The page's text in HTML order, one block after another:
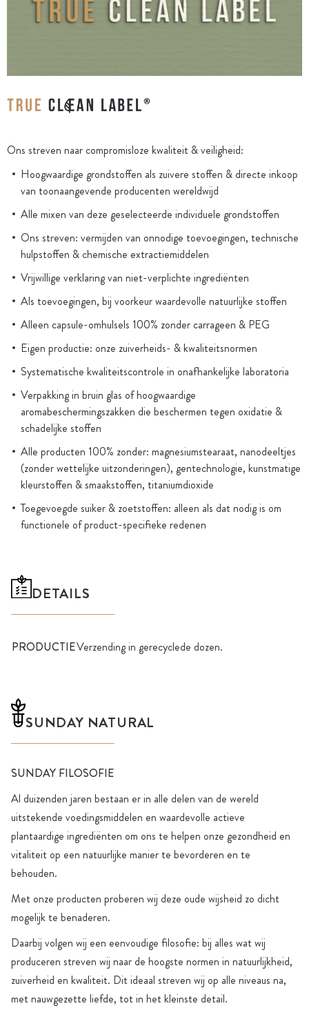
Ons streven naar compromisloze kwaliteit & veiligheid:
Hoogwaardige grondstoffen als zuivere stoffen & directe inkoop
van toonaangevende producenten wereldwijd
Alle mixen van deze geselecteerde individuele grondstoffen
Ons streven: vermijden van onnodige toevoegingen, technische
hulpstoffen & chemische extractiemiddelen
Vrijwillige verklaring van niet-verplichte ingrediënten
Als toevoegingen, bij voorkeur waardevolle natuurlijke stoffen
Alleen capsule-omhulsels 100% zonder carrageen & PEG
Eigen productie: onze zuiverheids- & kwaliteitsnormen
Systematische kwaliteitscontrole in onafhankelijke laboratoria
Verpakking in bruin glas of hoogwaardige
aromabeschermingszakken die beschermen tegen oxidatie &
schadelijke stoffen
Alle producten 100% zonder: magnesiumstearaat, nanodeeltjes
(zonder wettelijke uitzonderingen), gentechnologie, kunstmatige
kleurstoffen & smaakstoffen, titaniumdioxide
Toegevoegde suiker & zoetstoffen: alleen als dat nodig is om
functionele of product-specifieke redenen
DETAILS
PRODUCTIEVerzending in gerecyclede dozen.
SUNDAY NATURAL
SUNDAY FILOSOFIE
Al duizenden jaren bestaan er in alle delen van de wereld
uitstekende voedingsmiddelen en waardevolle actieve
plantaardige ingrediënten om ons te helpen onze gezondheid en
vitaliteit op een natuurlijke manier te bevorderen en te
behouden.
Met onze producten proberen wij deze oude wijsheid zo dicht
mogelijk te benaderen.
Daarbij volgen wij een eenvoudige filosofie: bij alles wat wij
produceren streven wij naar de hoogste normen in natuurlijkheid,
zuiverheid en kwaliteit. Dit ideaal streven wij op alle niveaus na,
met nauwgezette liefde, tot in het kleinste detail.